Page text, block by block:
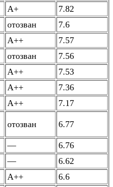
А+
7.82
отозван
7.6
А++
7.57
отозван
7.56
А++
7.53
А++
7.36
А++ 7.17
отозван 6.77
—
6.76
—
6.62
А++ 6.6